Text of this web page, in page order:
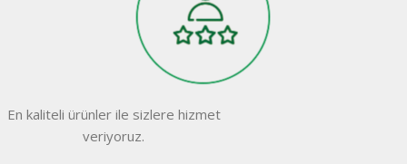
En kaliteli ürünler ile sizlere hizmet
veriyoruz.